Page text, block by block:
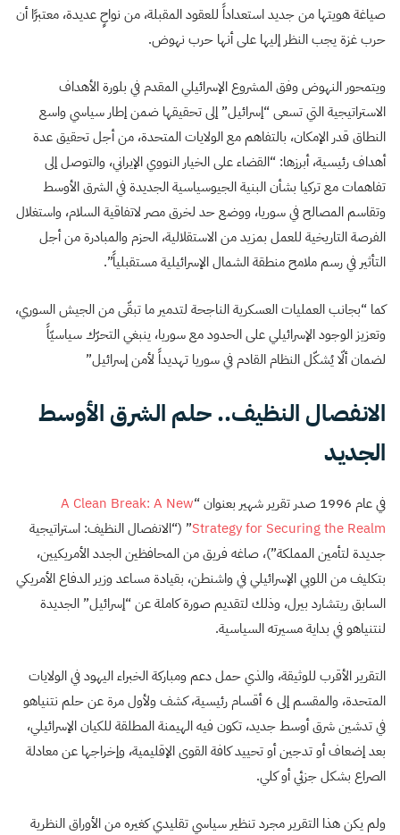
صياغة هويتها من جديد استعداداً للعقود المقبلة، من نواحٍ عديدة، معتبرًا أن
حرب غزة يجب النظر إليها على أنها حرب نهوض.
ويتمحور النهوض وفق المشروع الإسرائيلي المقدم في بلورة الأهداف
الاستراتيجية التي تسعى “إسرائيل” إلى تحقيقها ضمن إطار سياسي واسع
النطاق قدر الإمكان، بالتفاهم مع الولايات المتحدة، من أجل تحقيق عدة
أهداف رئيسية، أبرزها: “القضاء على الخيار النووي الإيراني، والتوصل إلى
تفاهمات مع تركيا بشأن البنية الجيوسياسية الجديدة في الشرق الأوسط
وتقاسم المصالح في سوريا، ووضع حد لخرق مصر لاتفاقية السلام، واستغلال
الفرصة التاريخية للعمل بمزيد من الاستقلالية، الحزم والمبادرة من أجل
التأثير في رسم ملامح منطقة الشمال الإسرائيلية مستقبلياً”.
كما “بجانب العمليات العسكرية الناجحة لتدمير ما تبقّى من الجيش السوري،
وتعزيز الوجود الإسرائيلي على الحدود مع سوريا، ينبغي التحرّك سياسيّاً
لضمان ألّا يُشكّل النظام القادم في سوريا تهديداً لأمن إسرائيل”
الانفصال النظيف.. حلم الشرق الأوسط
الجديد
في عام 1996 صدر تقرير شهير بعنوان “
A Clean Break: A New
Strategy for Securing the Realm” (“الانفصال النظيف: استراتيجية
جديدة لتأمين المملكة”)، صاغه فريق من المحافظين الجدد الأمريكيين،
بتكليف من اللوبي الإسرائيلي في واشنطن، بقيادة مساعد وزير الدفاع الأمريكي
السابق ريتشارد بيرل، وذلك لتقديم صورة كاملة عن “إسرائيل” الجديدة
لنتنياهو في بداية مسيرته السياسية.
التقرير الأقرب للوثيقة، والذي حمل دعم ومباركة الخبراء اليهود في الولايات
المتحدة، والمقسم إلى 6 أقسام رئيسية، كشف ولأول مرة عن حلم نتنياهو
في تدشين شرق أوسط جديد، تكون فيه الهيمنة المطلقة للكيان الإسرائيلي،
بعد إضعاف أو تدجين أو تحييد كافة القوى الإقليمية، وإخراجها عن معادلة
الصراع بشكل جزئي أو كلي.
ولم يكن هذا التقرير مجرد تنظير سياسي تقليدي كغيره من الأوراق النظرية